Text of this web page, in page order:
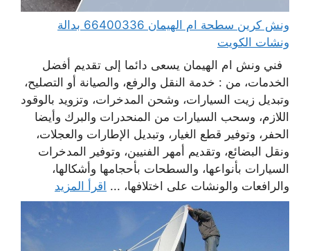
ونش كرين سطحة ام الهيمان 66400336 بدالة
ونشات الكويت
فني ونش ام الهيمان يسعى دائما إلى تقديم أفضل
الخدمات، من : خدمة النقل والرفع، والصيانة أو التصليح،
وتبديل زيت السيارات، وشحن المدخرات، وتزويد بالوقود
اللازم، وسحب السيارات من المنحدرات والبرك وأيضا
الحفر، وتوفير قطع الغيار، وتبديل الإطارات والعجلات،
ونقل البضائع، وتقديم أمهر الفنيين، وتوفير المدخرات
السيارات بأنواعها، والسطحات بأحجامها وأشكالها،
والرافعات والونشات على اختلافها، ... اقرأ المزيد